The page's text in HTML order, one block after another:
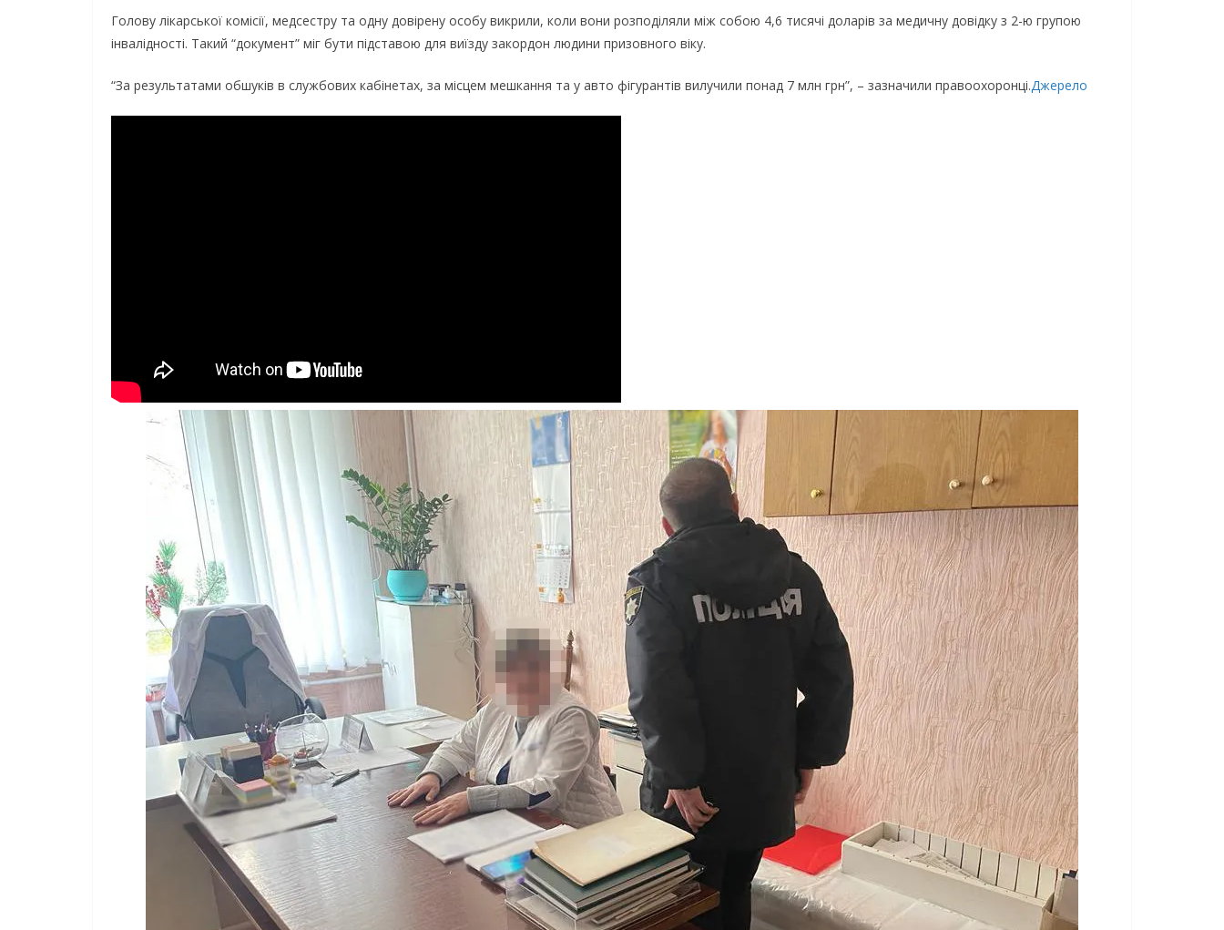
Голову лікарської комісії, медсестру та одну довірену особу викрили, коли вони розподіляли між собою 4,6 тисячі доларів за медичну довідку з 2-ю групою
інвалідності. Такий “документ” міг бути підставою для виїзду закордон людини призовного віку.
“За результатами обшуків в службових кабінетах, за місцем мешкання та у авто фігурантів вилучили понад 7 млн грн”, – зазначили правоохоронці.Джерело